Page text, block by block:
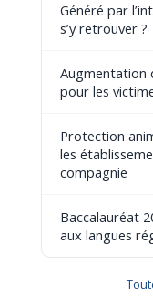
Généré par
s’y retrouver ?
Augmentation
pour les
Protection
les
compagnie
Baccalauréat
aux langues